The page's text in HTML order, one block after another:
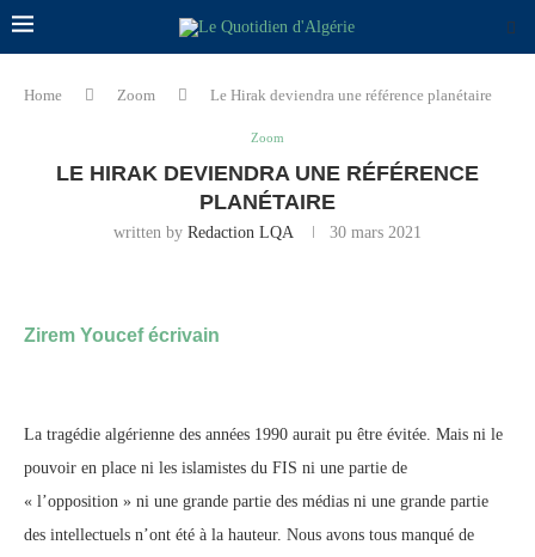
Home Zoom Le Hirak deviendra une référence planétaire
Zoom
LE HIRAK DEVIENDRA UNE RÉFÉRENCE
PLANÉTAIRE
written by Redaction LQA 30 mars 2021
Zirem Youcef écrivain
La tragédie algérienne des années 1990 aurait pu être évitée. Mais ni le
pouvoir en place ni les islamistes du FIS ni une partie de
« l’opposition » ni une grande partie des médias ni une grande partie
des intellectuels n’ont été à la hauteur. Nous avons tous manqué de